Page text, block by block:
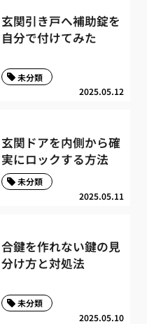
玄関引き戸へ補助錠を
自分で付けてみた
2025.05.12
未分類
玄関ドアを内側から確
実にロックする方法
2025.05.11
未分類
合鍵を作れない鍵の見
分け方と対処法
2025.05.10
未分類